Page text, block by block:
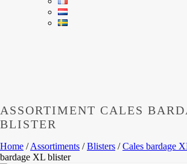
ASSORTIMENT CALES
BLISTER
Home /Assortiments /Blisters /Cales bardage
bardage XL blister